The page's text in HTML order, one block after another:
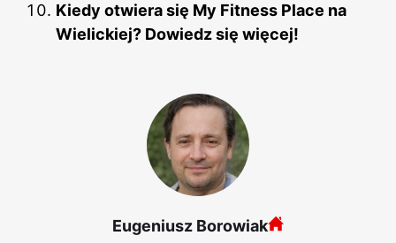
Kiedy otwiera się My Fitness Place na
Wielickiej? Dowiedz się więcej!
Eugeniusz Borowiak